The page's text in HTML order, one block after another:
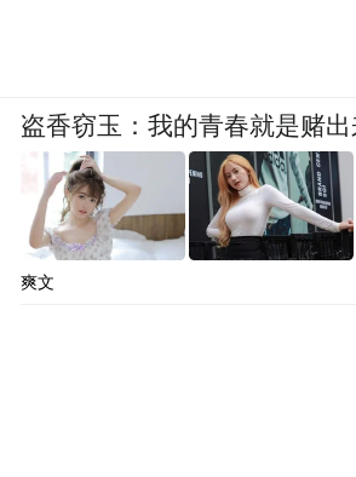
盗香窃玉：我的青春就是赌出
爽文